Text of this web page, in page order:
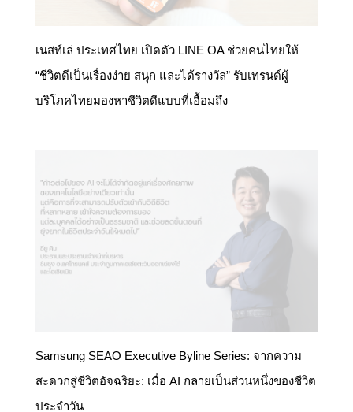
เนสท์เล่ ประเทศไทย เปิดตัว LINE OA ช่วยคนไทยให้
“ชีวิตดีเป็นเรื่องง่าย สนุก และได้รางวัล” รับเทรนด์ผู้
บริโภคไทยมองหาชีวิตดีแบบที่เอื้อมถึง
Samsung SEAO Executive Byline Series: จากความ
สะดวกสู่ชีวิตอัจฉริยะ: เมื่อ AI กลายเป็นส่วนหนึ่งของชีวิต
ประจำวัน